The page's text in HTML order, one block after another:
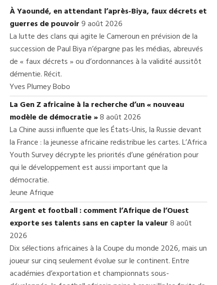
À Yaoundé, en attendant l’après-Biya, faux décrets et
guerres de pouvoir9 août 2026
La lutte des clans qui agite le Cameroun en prévision de la
succession de Paul Biya n’épargne pas les médias, abreuvés
de « faux décrets » ou d’ordonnances à la validité aussitôt
démentie. Récit.
Yves Plumey Bobo
La Gen Z africaine à la recherche d’un « nouveau
modèle de démocratie »8 août 2026
La Chine aussi influente que les États-Unis, la Russie devant
la France : la jeunesse africaine redistribue les cartes. L’Africa
Youth Survey décrypte les priorités d’une génération pour
qui le développement est aussi important que la
démocratie.
Jeune Afrique
Argent et football : comment l’Afrique de l’Ouest
exporte ses talents sans en capter la valeur8 août
2026
Dix sélections africaines à la Coupe du monde 2026, mais un
joueur sur cinq seulement évolue sur le continent. Entre
académies d’exportation et championnats sous-